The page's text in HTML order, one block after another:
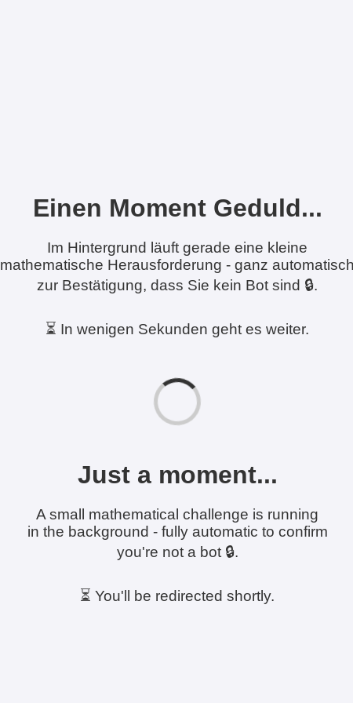
Einen Moment Geduld...
Im Hintergrund läuft gerade eine kleine
mathematische Herausforderung - ganz
zur Bestätigung, dass Sie kein Bot sind 🔒.
⏳ In wenigen Sekunden geht es weiter.
Just a moment...
A small mathematical challenge is running
in the background - fully automatic to confirm
you're not a bot 🔒.
⏳ You'll be redirected shortly.